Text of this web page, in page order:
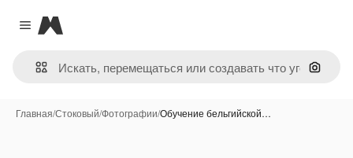
Close menu
Magnific
Поиск
Главная/Стоковый/Фотографии/Обучение бельгийской…